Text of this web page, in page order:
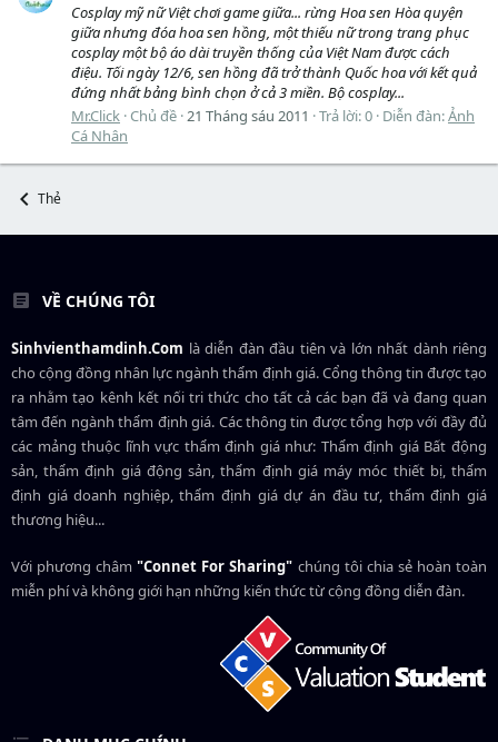
Cosplay mỹ nữ Việt chơi game giữa... rừng Hoa sen Hòa quyện
giữa nhưng đóa hoa sen hồng, một thiếu nữ trong trang phục
cosplay một bộ áo dài truyền thống của Việt Nam được cách
điệu. Tối ngày 12/6, sen hồng đã trở thành Quốc hoa với kết quả
đứng nhất bảng bình chọn ở cả 3 miền. Bộ cosplay...
Mr.Click Chủ đề 21 Tháng sáu 2011 Trả lời: 0 Diễn đàn:Ảnh
Cá Nhân
Thẻ
VỀ CHÚNG TÔI
Sinhvienthamdinh.Com là diễn đàn đầu tiên và lớn nhất dành riêng
cho cộng đồng nhân lực ngànhthẩm định giá. Cổng thông tin được tạo
ra nhằm tạo kênh kết nối tri thức cho tất cả các bạn đã và đang quan
tâm đến ngành thẩm định giá. Các thông tin được tổng hợp với đầy đủ
các mảng thuộc lĩnh vực thẩm định giá như: Thẩm định giá Bất động
sản, thẩm định giá động sản, thẩm định giá máy móc thiết bị, thẩm
định giá doanh nghiệp, thẩm định giá dự án đầu tư, thẩm định giá
thương hiệu...
Với phương châm"Connet For Sharing" chúng tôi chia sẻ hoàn toàn
miễn phí và không giới hạn những kiến thức từ cộng đồng diễn đàn.